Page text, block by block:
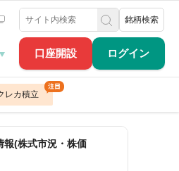
口座開設 ログイン
銘柄検索
レカ積立
報(株式市況・株価